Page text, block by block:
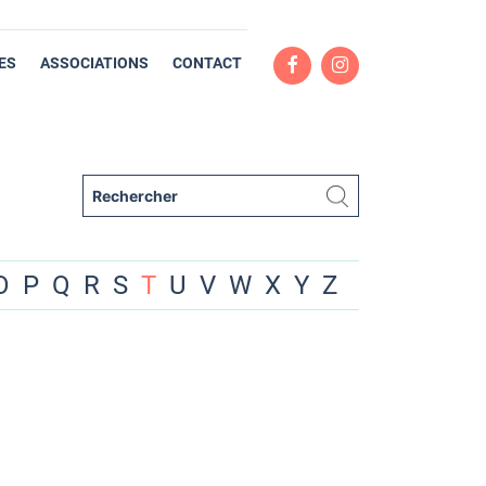
ASSOCIATIONS CONTACT
P Q R S T U V W X Y Z